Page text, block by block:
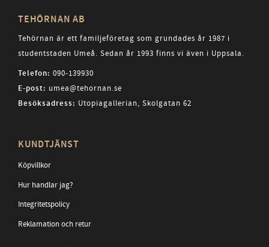
TEHÖRNAN AB
Tehörnan är ett familjeföretag som grundades år 1987 i
studentstaden Umeå. Sedan år 1993 finns vi även i Uppsala.
Telefon: 090-139930
E-post: umea@tehornan.se
Besöksadress: Utopiagallerian, Skolgatan 62
KUNDTJÄNST
Köpvillkor
Hur handlar jag?
Integritetspolicy
Reklamation och retur